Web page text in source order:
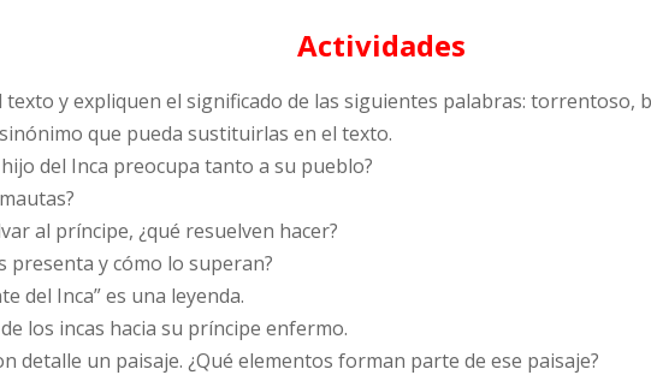
Actividades
y expliquen el significado de las siguientes palabras: torrentoso,
que pueda sustituirlas en el texto.
del Inca preocupa tanto a su pueblo?
al príncipe, ¿qué resuelven hacer?
presenta y cómo lo superan?
del Inca” es una leyenda.
los incas hacia su príncipe enfermo.
detalle un paisaje. ¿Qué elementos forman parte de ese paisaje?